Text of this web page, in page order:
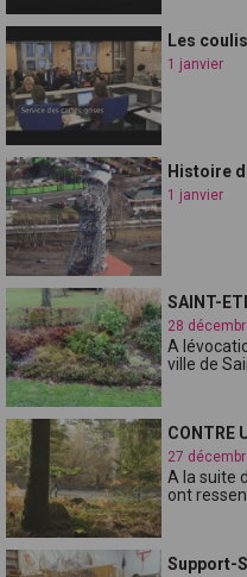
Les
1 janvier
Histoire
1 janvier
SAINT-
28
A
ville de
CONTRE
27
A la suite
ont
Support-